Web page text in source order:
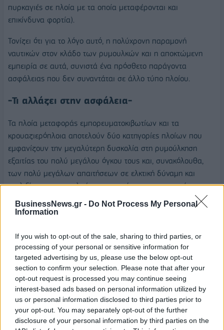
BusinessNews.gr - Do Not Process My Personal
Information
If you wish to opt-out of the sale, sharing to third parties, or
processing of your personal or sensitive information for
targeted advertising by us, please use the below opt-out
section to confirm your selection. Please note that after your
opt-out request is processed you may continue seeing
interest-based ads based on personal information utilized by
us or personal information disclosed to third parties prior to
your opt-out. You may separately opt-out of the further
disclosure of your personal information by third parties on the
πυρκαγιές σε πλοία με τα οποία μεταφέρονται και
επικίνδυνα φορτία).
Τονίζει ότι για το λόγο αυτό, η πολύχρονη παραμονή
ναυτικών στον κλάδο των ρυμουλκών και η αποκτώμενη
εμπειρία σε αυτά, συνιστά ένα πρόσθετο παράγοντα
ασφάλειας που δεν συναντάται σε άλλο τύπο πλοίου.
-Τι αλλάζει στην ασφάλεια-
Τα πλοία μεταφοράς εμπορευματοκιβωτίων και τα
κρουαζιερόπλοια αποτελούν δύο κατηγορίες πλοίων που
εμφανίζουν την μεγαλύτερη δυσκολία στη ρυμούλκηση
εξαιτίας του πολύ μεγάλου όγκου τους και, συνακόλουθα,
των πολύ μεγάλων απαιτήσεων σε ελκτική δύναμη και
ευελιξία των ρυμουλκών που παρέχουν τις υπηρεσίες
ρυμούλκησής τους.
πρόβλημα στην Ελλάδα εντείνεται λόγω των δυσχερών
καιρικών συνθηκών που επικρατούν στις ελληνικές
θάλασσες, της ανεπάρκειας, πολλές φορές, των υποδομών
των λιμανιών στα οποία προσεγγίζουν τα πλοία, καθώς και
από το γεγονός ότι, μέχρι την έκδοση του π.δ. 83/2022 για τα
ρυμουλκά, το θεσμικό πλαίσιο που εφαρμόζοταν ήταν
εξαιρετικά παρωχημένο και κυριολεκτικά ανίκανο να
ανταποκριθεί στις ρυμουλκικές απαιτήσεις της σύγχρονης